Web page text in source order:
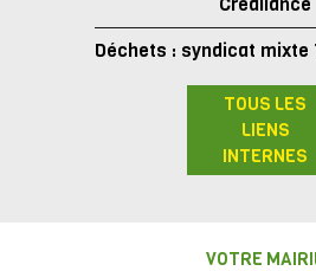
Déchets : syndicat mixte
TOUS LES
LIENS
INTERNES
VOTRE